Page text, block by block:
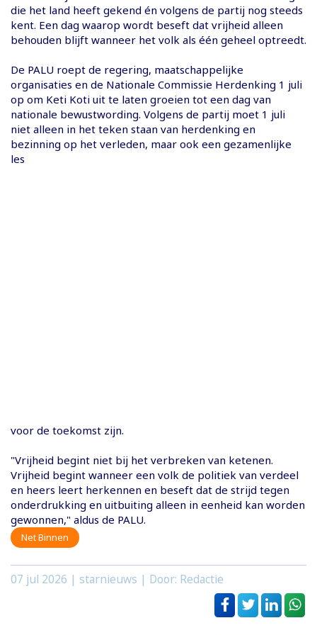
die het land heeft gekend én volgens de partij nog steeds
kent. Een dag waarop wordt beseft dat vrijheid alleen
behouden blijft wanneer het volk als één geheel optreedt.
De PALU roept de regering, maatschappelijke
organisaties en de Nationale Commissie Herdenking 1 juli
op om Keti Koti uit te laten groeien tot een dag van
nationale bewustwording. Volgens de partij moet 1 juli
niet alleen in het teken staan van herdenking en
bezinning op het verleden, maar ook een gezamenlijke
les
voor de toekomst zijn.
"Vrijheid begint niet bij het verbreken van ketenen.
Vrijheid begint wanneer een volk de politiek van verdeel
en heers leert herkennen en beseft dat de strijd tegen
onderdrukking en uitbuiting alleen in eenheid kan worden
gewonnen," aldus de PALU.
Net Binnen
07 jul 2026 | starnieuws | Door: Redactie